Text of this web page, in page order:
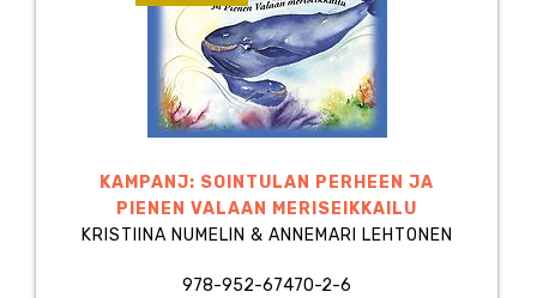
KAMPANJ: SOINTULAN PERHEEN JA
PIENEN VALAAN MERISEIKKAILU
KRISTIINA NUMELIN & ANNEMARI LEHTONEN
978-952-67470-2-6